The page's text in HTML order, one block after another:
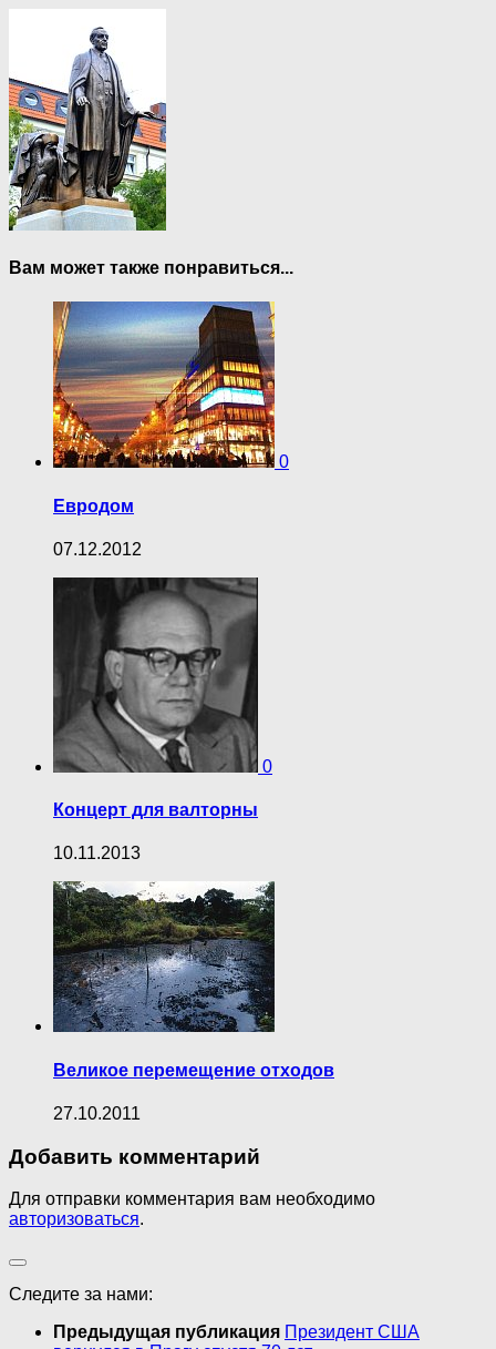
Вам может также понравиться...
0
Евродом
07.12.2012
0
Концерт для валторны
10.11.2013
Великое перемещение отходов
27.10.2011
Добавить комментарий
Для отправки комментария вам необходимо
авторизоваться.
Следите за нами:
Предыдущая публикация Президент США